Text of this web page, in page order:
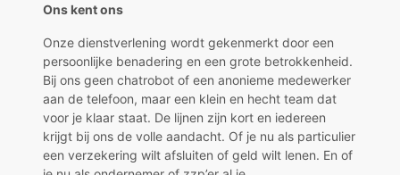
Ons kent ons
Onze dienstverlening wordt gekenmerkt door een
persoonlijke benadering en een grote betrokkenheid.
Bij ons geen chatrobot of een anonieme medewerker
aan de telefoon, maar een klein en hecht team dat
voor je klaar staat. De lijnen zijn kort en iedereen
krijgt bij ons de volle aandacht. Of je nu als particulier
een verzekering wilt afsluiten of geld wilt lenen. En of